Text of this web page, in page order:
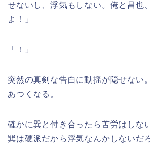
せないし、浮気もしない。俺と昌也
よ！」
「！」
突然の真剣な告白に動揺が隠せない
あつくなる。
確かに巽と付き合ったら苦労はしな
巽は硬派だから浮気なんかしないだ